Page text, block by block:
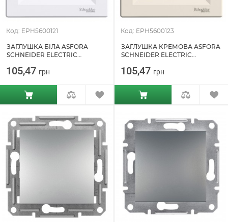
Код: EPH5600121
ЗАГЛУШКА БІЛА ASFORA
SCHNEIDER ELECTRIC
105,47 грн
Код: EPH5600123
ЗАГЛУШКА КРЕМОВА ASFORA
SCHNEIDER ELECTRIC
105,47 грн